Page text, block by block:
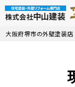
Skip
大阪府堺市の外壁塗装店